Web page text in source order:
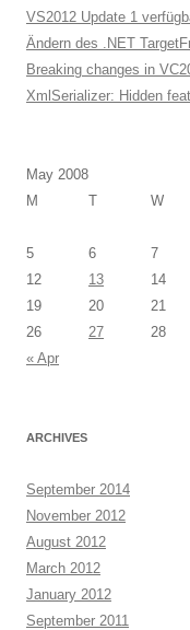
VS2012 Update 1
Ändern des .NET
Breaking changes in
XmlSerializer: Hidden
May 2008
M
T W
5
6 7
12
13 14
19
20 21
26
27 28
« Apr
ARCHIVES
September 2014
November 2012
August 2012
March 2012
January 2012
September 2011